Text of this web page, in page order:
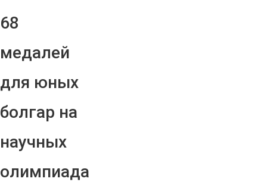
68
медалей
для юных
болгар на
научных
олимпиада